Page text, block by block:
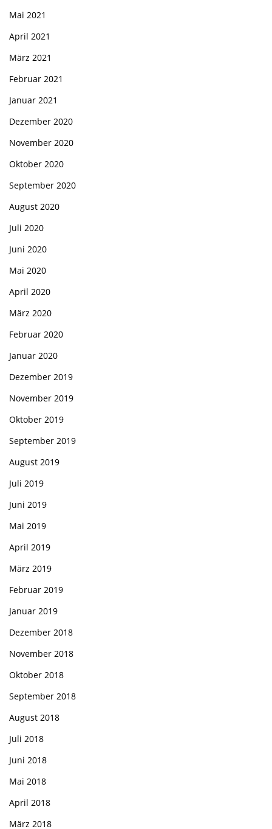
Mai 2021
April 2021
März 2021
Februar 2021
Januar 2021
Dezember 2020
November 2020
Oktober 2020
September 2020
August 2020
Juli 2020
Juni 2020
Mai 2020
April 2020
März 2020
Februar 2020
Januar 2020
Dezember 2019
November 2019
Oktober 2019
September 2019
August 2019
Juli 2019
Juni 2019
Mai 2019
April 2019
März 2019
Februar 2019
Januar 2019
Dezember 2018
November 2018
Oktober 2018
September 2018
August 2018
Juli 2018
Juni 2018
Mai 2018
April 2018
März 2018